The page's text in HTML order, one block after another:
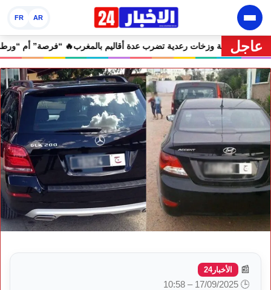
AR
FR
عاجل
موجة حر تصل إلى 47 درجة وزخات رعدية تضرب عدة أقاليم بالمغرب
📰 الأخبار24
🕒 17/09/2025 – 10:58